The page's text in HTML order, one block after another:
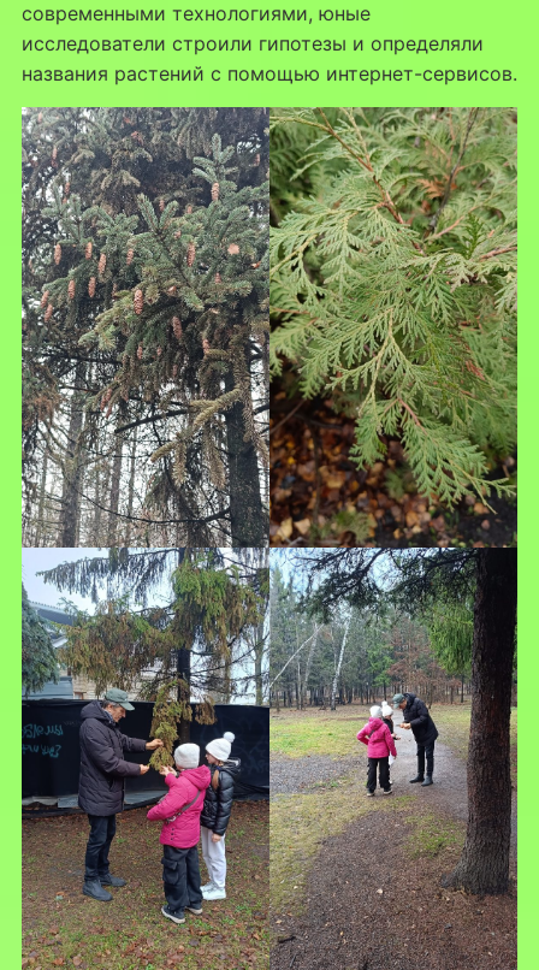
современными технологиями, юные
исследователи строили гипотезы и определяли
названия растений с помощью интернет-сервисов.